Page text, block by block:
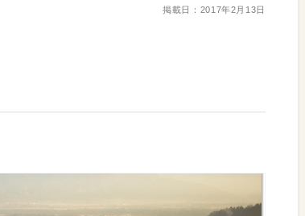
掲載日： 2017年2月13日